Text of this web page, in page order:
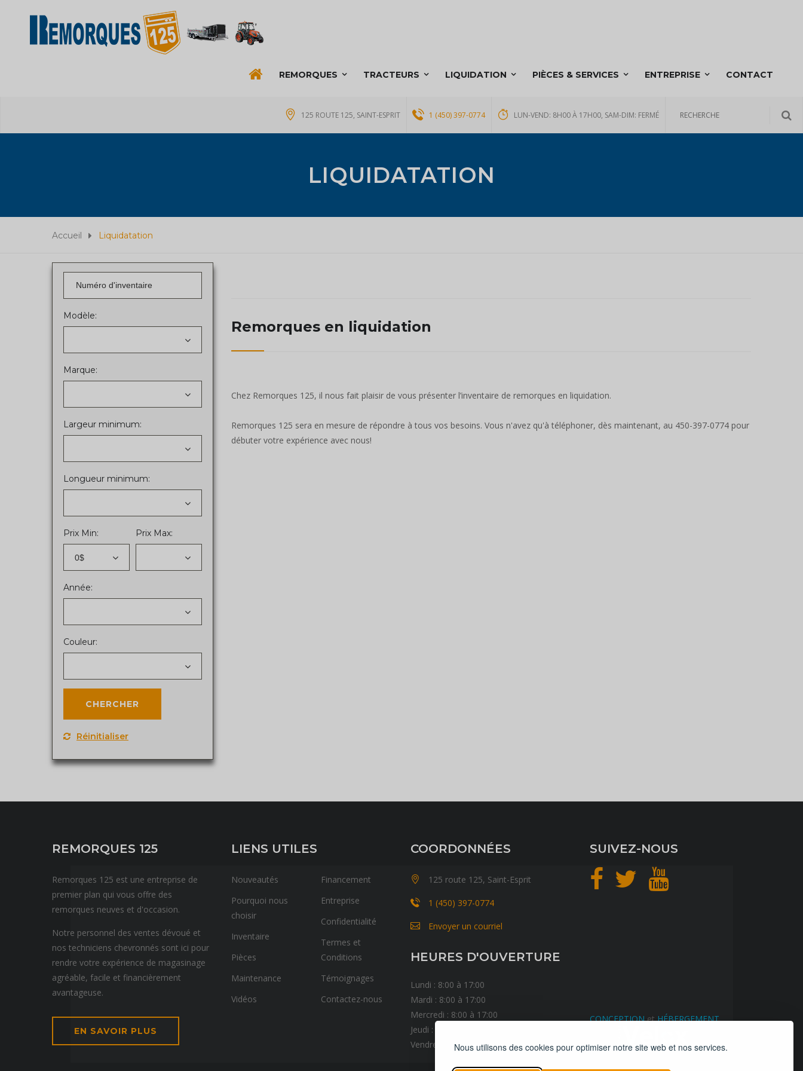
Nous utilisons des cookies pour optimiser notre site web et nos services.
REMORQUES TRACTEURS LIQUIDATION PIÈCES & SERVICES ENTREPRISE CONTACT
125 ROUTE 125, SAINT-ESPRIT 1 (450) 397-0774 LUN-VEND: 8H00 À 17H00, SAM-DIM: FERMÉ
LIQUIDATATION
Accueil Liquidatation
Modèle:
Marque:
Largeur minimum:
Longueur minimum:
Prix Min:
0$
Prix Max:
Année:
Couleur:
Réinitialiser
Remorques en liquidation
Chez Remorques 125, il nous fait plaisir de vous présenter l’inventaire de remorques en liquidation.
Remorques 125 sera en mesure de répondre à tous vos besoins. Vous n'avez qu'à téléphoner, dès maintenant, au 450-397-0774 pour
débuter votre expérience avec nous!
REMORQUES 125
Remorques 125 est une entreprise de
premier plan qui vous offre des
remorques neuves et d'occasion.
Notre personnel des ventes dévoué et
nos techniciens chevronnés sont ici pour
rendre votre expérience de magasinage
agréable, facile et financièrement
avantageuse.
EN SAVOIR PLUS
LIENS UTILES
Nouveautés
Pourquoi nous
choisir
Inventaire
Pièces
Maintenance
Vidéos
Financement
Entreprise
Confidentialité
Termes et
Conditions
Témoignages
Contactez-nous
COORDONNÉES
125 route 125, Saint-Esprit
1 (450) 397-0774
Envoyer un courriel
HEURES D'OUVERTURE
Lundi : 8:00 à 17:00
Mardi : 8:00 à 17:00
Mercredi : 8:00 à 17:00
Jeudi : 8:00 à 17:00
Vendredi : 8:00 à 17:00
SUIVEZ-NOUS
CONCEPTIONetHÉBERGEMENT